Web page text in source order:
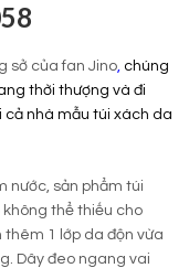
sở của fan Jino chúng
thời thượng và đi
cả nhà mẫu túi xách da
nước, sản phẩm túi
thể thiếu cho
thêm 1 lớp da độn vừa
Dây đeo ngang vai